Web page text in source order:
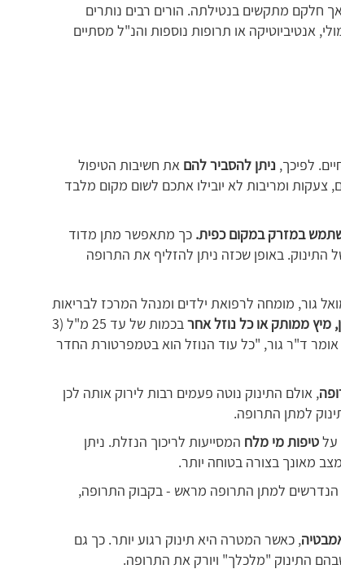
חלקם מתקשים בנטילתה. הורים רבים נותרים
אנטיביוטיקה או תרופות נוספות והנ"ל מסתיים
לפיכך, ניתן להסביר להם את חשיבות הטיפול
צעקות ומריבות לא יובילו אתכם לשום מקום מלבד
במזרק במקום כפית. כך מתאפשר מתן מדוד
התינוק. באופן שכזה ניתן להזליף את התרופה
גור, מומחה לרפואת ילדים ומנהל המרכז לבריאות
ממותק או כל נוזל אחר
בכמות של עד 25 מ"ל (3
אומר ד"ר גור, "כל עוד הנוזל הוא בטמפרטורת החדר
, אולם התינוק נוטה פעמים רבות לירוק אותה לכן
למתן התרופה.
עלטיפות מי מלח המסייעות לריכוך הנזלת. ניתן
מאונך בצורה בטוחה יותר.
הנדרשים למתן התרופה מראש - בקבוק התרופה,
, כאשר המטרה היא תינוק רגוע יותר. כך גם
התינוק "מלכלך" ויורק את התרופה.